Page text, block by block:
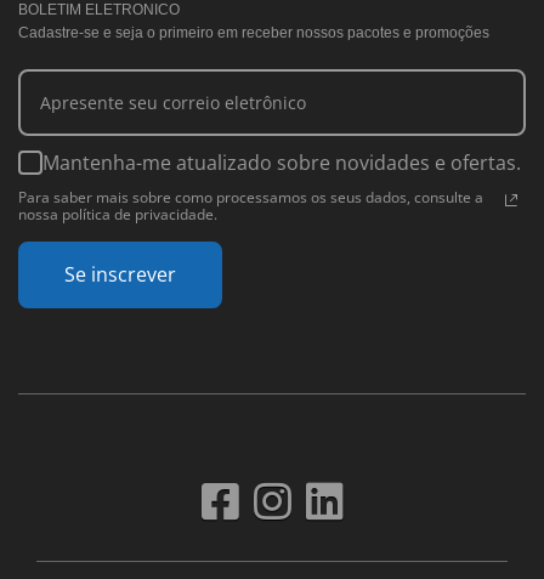
BOLETIM ELETRONICO
Cadastre-se e seja o primeiro em receber nossos pacotes e promoções
Mantenha-me atualizado sobre novidades e ofertas.
Para saber mais sobre como processamos os seus dados, consulte a
nossa política de privacidade.
Se inscrever